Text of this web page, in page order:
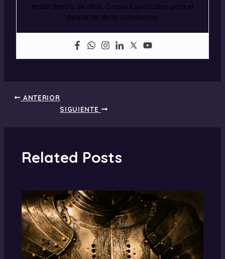
están dentro de ellos. Cursos Espirituales para el
despertar de la consciencia.
ANTERIOR
SIGUIENTE
Related Posts